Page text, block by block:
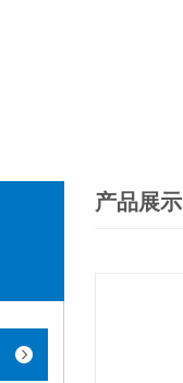
产品展示